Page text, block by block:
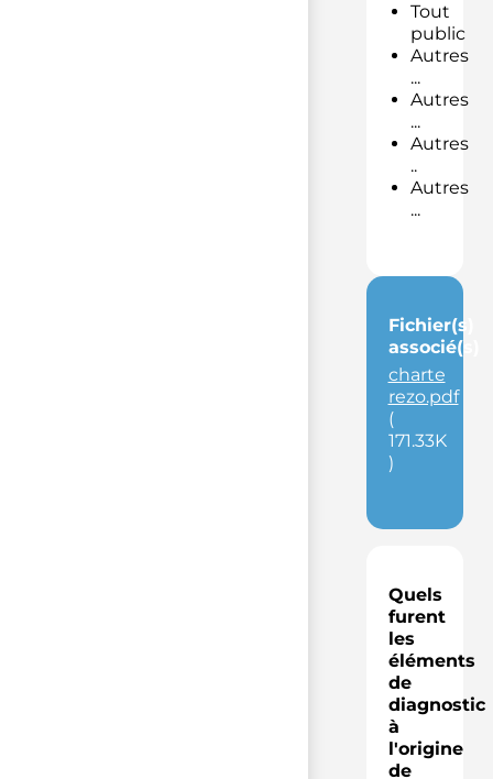
Tout
public
Autres
...
Autres
...
Autres
..
Autres
...
Fichier(s)
associé(s)
charte
rezo.pdf
(
171.33K
)
Quels
furent
les
éléments
de
diagnostic
à
l'origine
de